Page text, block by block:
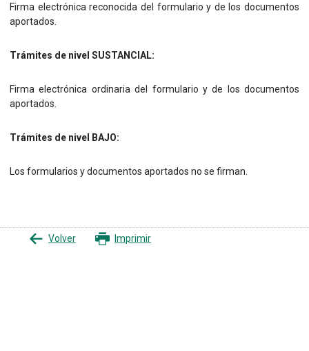
Firma electrónica reconocida del formulario y de los documentos
aportados.
Trámites de nivel SUSTANCIAL:
Firma electrónica ordinaria del formulario y de los documentos
aportados.
Trámites de nivel BAJO:
Los formularios y documentos aportados no se firman.
Volver Imprimir